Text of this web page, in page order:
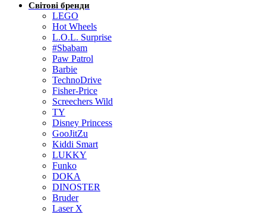
Світові бренди
LEGO
Hot Wheels
L.O.L. Surprise
#Sbabam
Paw Patrol
Barbie
TechnoDrive
Fisher-Price
Screechers Wild
TY
Disney Princess
GooJitZu
Kiddi Smart
LUKKY
Funko
DOKA
DINOSTER
Bruder
Laser X